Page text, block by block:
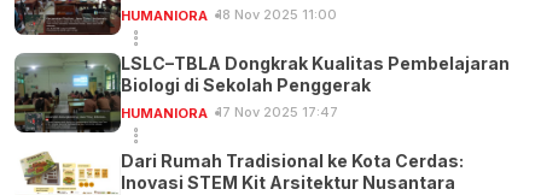
HUMANIORA 18 Nov 2025 11:00
LSLC–TBLA Dongkrak Kualitas Pembelajaran
Biologi di Sekolah Penggerak
HUMANIORA 17 Nov 2025 17:47
Dari Rumah Tradisional ke Kota Cerdas:
Inovasi STEM Kit Arsitektur Nusantara